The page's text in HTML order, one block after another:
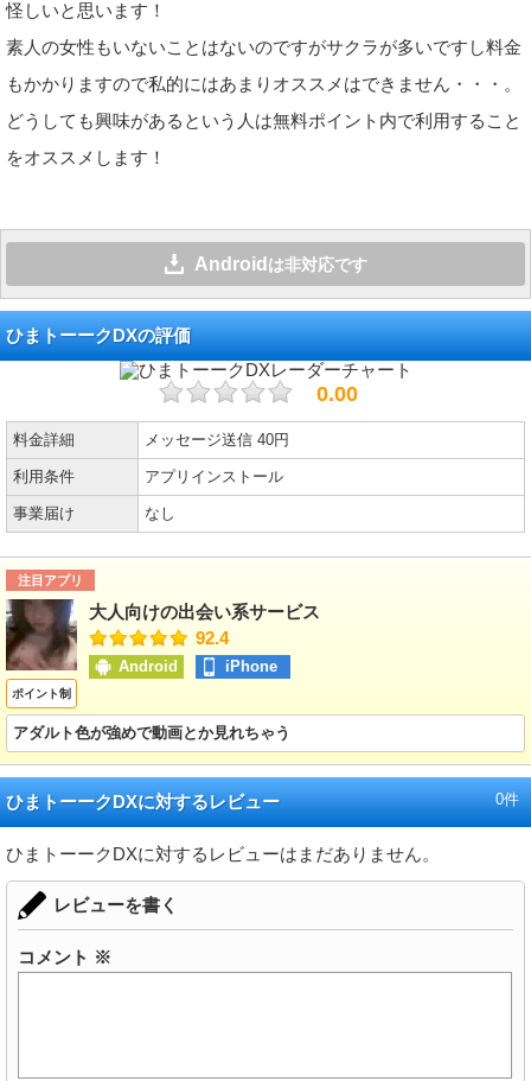
怪しいと思います！
素人の女性もいないことはないのですがサクラが多いですし料金
もかかりますので私的にはあまりオススメはできません・・・。
どうしても興味があるという人は無料ポイント内で利用すること
をオススメします！
Android は非対応です
ひまトーークDXの評価
0.00
料金詳細 メッセージ送信 40円
利用条件 アプリインストール
事業届け なし
注目アプリ
ポイント制
大人向けの出会い系サービス
92.4
Android iPhone
アダルト色が強めで動画とか見れちゃう
ひまトーークDXに対するレビュー 0件
ひまトーークDXに対するレビューはまだありません。
レビューを書く
コメント ※